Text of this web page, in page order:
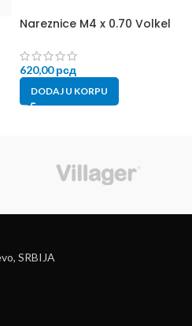
Nareznice M4 x 0.70 Volkel
620,00рсд
DODAJ U KORPU
SRBIJA